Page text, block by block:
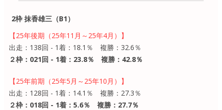
2枠 抹香雄三（B1）
【25年後期（25年11月～25年4月）】
出走：138回 - 1着：18.1％ 複勝：32.6％
２枠：021回 - 1着：23.8％ 複勝：42.8％
【25年前期（25年5月～25年10月）】
出走：128回 - 1着：14.1％ 複勝：27.3％
２枠：018回 - 1着：5.6％ 複勝：27.7％